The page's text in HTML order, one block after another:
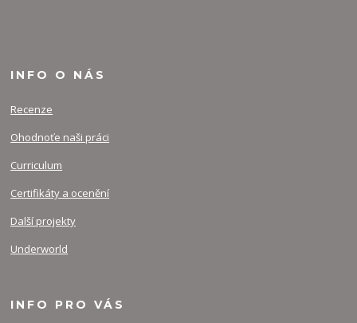
INFO O NÁS
Recenze
Ohodnoťe naši práci
Curriculum
Certifikáty a ocenění
Další projekty
Underworld
INFO PRO VÁS